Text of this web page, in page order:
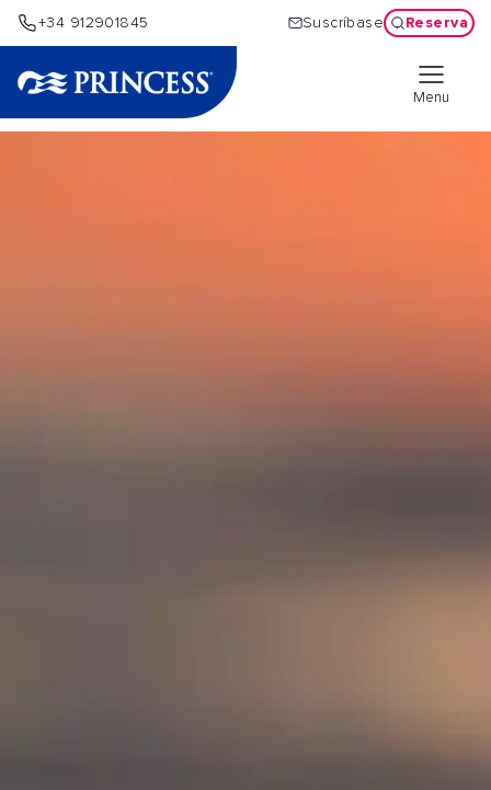
+34 912901845 Suscríbase Reserva
Menu